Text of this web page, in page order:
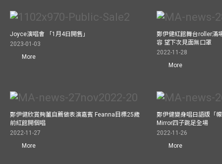
Joyce演唱會 「1月4日開售」
2023-01-03
More
鄭伊健紅館舞台roller滿
容 望下次見面無口罩
2022-11-28
More
鄭伊健欣賞夠薑自薦做表演嘉賓 Feanna目標25歲
前紅館開個唱
2022-11-27
More
鄭伊健變身唱日語版「
Mirror四子跳足全場
2022-11-26
More